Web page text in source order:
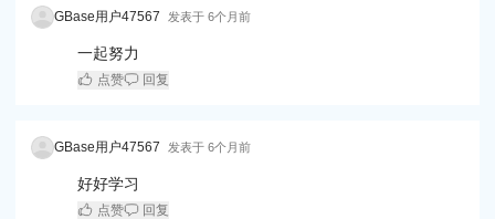
GBase用户47567 发表于 6个月前
一起努力
点赞 回复
GBase用户47567 发表于 6个月前
好好学习
点赞 回复